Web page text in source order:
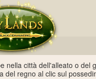
nella città dell'alleato o del
regno al clic sul